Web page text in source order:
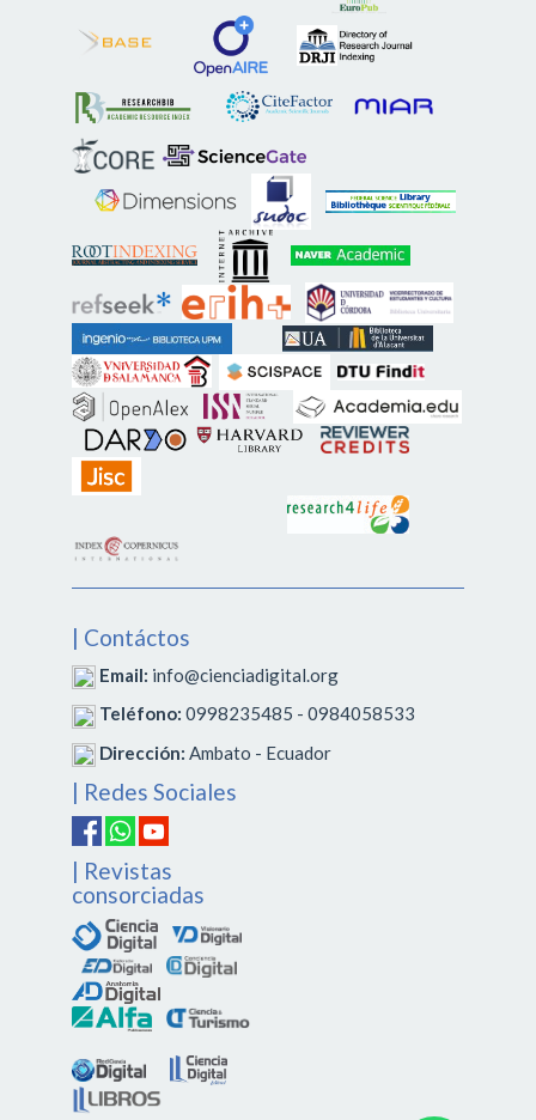
| Contáctos
Email: info@cienciadigital.org
Teléfono: 0998235485 - 0984058533
Dirección: Ambato - Ecuador
| Redes Sociales
| Revistas
consorciadas